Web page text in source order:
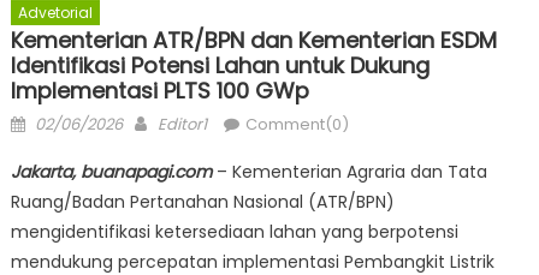
Advetorial
Kementerian ATR/BPN dan Kementerian ESDM
Identifikasi Potensi Lahan untuk Dukung
Implementasi PLTS 100 GWp
Posted
02/06/2026 Author
Editor1 Comment(0)
Jakarta, buanapagi.com– Kementerian Agraria dan Tata
Ruang/Badan Pertanahan Nasional (ATR/BPN)
mengidentifikasi ketersediaan lahan yang berpotensi
mendukung percepatan implementasi Pembangkit Listrik